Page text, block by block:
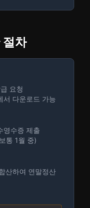
절차
요청
서 다운로드 가능
영수증 제출
통 1월 중)
산하여 연말정산